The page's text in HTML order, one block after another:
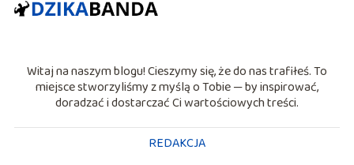
Witaj na naszym blogu! Cieszymy się, że do nas trafiłeś. To
miejsce stworzyliśmy z myślą o Tobie — by inspirować,
doradzać i dostarczać Ci wartościowych treści.
REDAKCJA